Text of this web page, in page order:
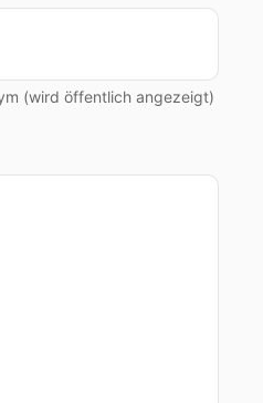
(wird öffentlich angezeigt)